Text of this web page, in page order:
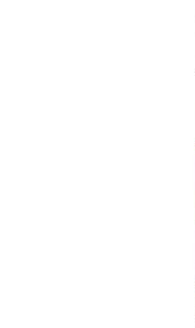
חדשים בדרך